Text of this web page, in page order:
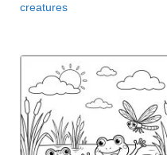
creatures